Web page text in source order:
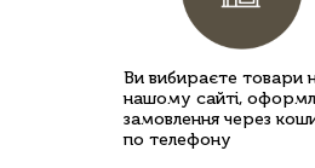
Ви вибираєте товари
нашому сайті,
замовлення через
по телефону